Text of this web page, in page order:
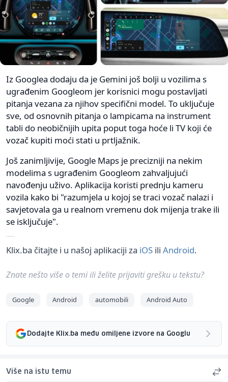
Iz Googlea dodaju da je Gemini još bolji u vozilima s
ugrađenim Googleom jer korisnici mogu postavljati
pitanja vezana za njihov specifični model. To uključuje
sve, od osnovnih pitanja o lampicama na instrument
tabli do neobičnijih upita poput toga hoće li TV koji će
vozač kupiti moći stati u prtljažnik.
Još zanimljivije, Google Maps je precizniji na nekim
modelima s ugrađenim Googleom zahvaljujući
navođenju uživo. Aplikacija koristi prednju kameru
vozila kako bi "razumjela u kojoj se traci vozač nalazi i
savjetovala ga u realnom vremenu dok mijenja trake ili
se isključuje".
Klix.ba čitajte i u našoj aplikaciji za iOS ili Android.
Znate nešto više o temi ili želite prijaviti grešku u tekstu?
Google Android automobili Android Auto
Dodajte Klix.ba među omiljene izvore na Googlu
Više na istu temu